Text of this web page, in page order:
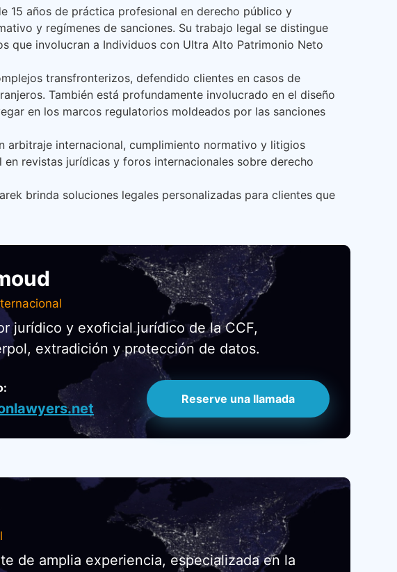
15 años de práctica profesional en derecho público y
y regímenes de sanciones. Su trabajo legal se distingue
que involucran a Individuos con Ultra Alto Patrimonio Neto
transfronterizos, defendido clientes en casos de
También está profundamente involucrado en el diseño
en los marcos regulatorios moldeados por las sanciones
arbitraje internacional, cumplimiento normativo y litigios
revistas jurídicas y foros internacionales sobre derecho
brinda soluciones legales personalizadas para clientes que
jurídico y exoficial jurídico de la CCF,
extradición y protección de datos.
Reserve una llamada
de amplia experiencia, especializada en la